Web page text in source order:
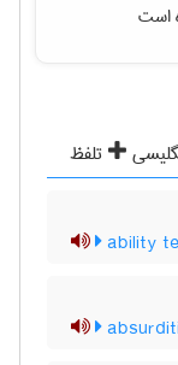
است
تلفظ
ability